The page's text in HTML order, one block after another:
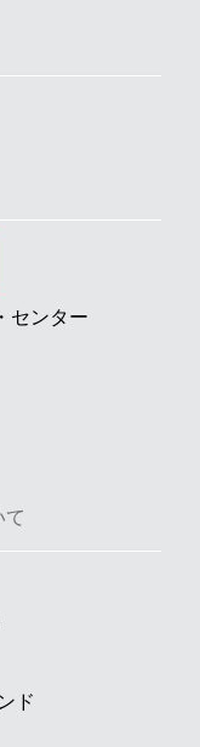
センター
て
ド